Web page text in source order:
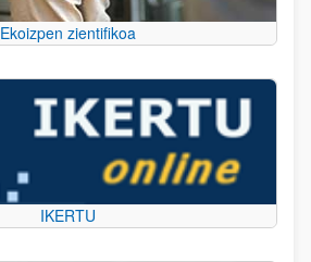
Ekoizpen zientifikoa
IKERTU